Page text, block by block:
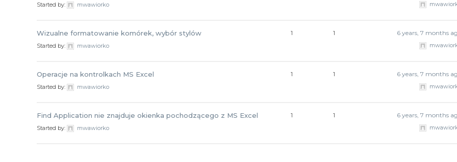
Started by: mwawiorko
Wizualne formatowanie komórek, wybór stylów
Started by: mwawiorko
1 1 6 years, 7 months
Operacje na kontrolkach MS Excel
Started by: mwawiorko
1 1 6 years, 7 months
Find Application nie znajduje okienka pochodzącego z MS Excel
Started by: mwawiorko
1 1 6 years, 7 months